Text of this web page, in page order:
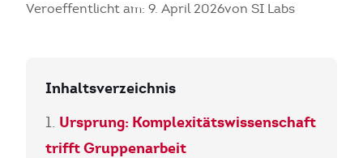
Veroeffentlicht am: 9. April 2026von SI Labs
Inhaltsverzeichnis
Ursprung: Komplexitätswissenschaft
trifft Gruppenarbeit